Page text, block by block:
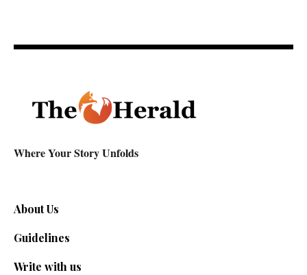
Where Your Story Unfolds
About Us
Guidelines
Write with us